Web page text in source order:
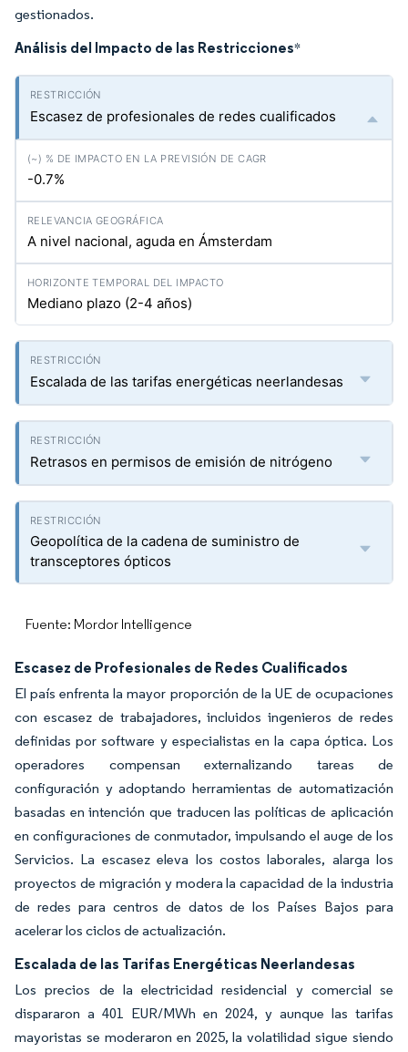
gestionados.
Análisis del Impacto de las Restricciones*
Escasez de profesionales de redes cualificados
-0.7%
A nivel nacional, aguda en Ámsterdam
Mediano plazo (2-4 años)
Escalada de las tarifas energéticas neerlandesas
Retrasos en permisos de emisión de nitrógeno
Geopolítica de la cadena de suministro de
transceptores ópticos
Fuente: Mordor Intelligence
Escasez de Profesionales de Redes Cualificados
El país enfrenta la mayor proporción de la UE de ocupaciones
con escasez de trabajadores, incluidos ingenieros de redes
definidas por software y especialistas en la capa óptica. Los
operadores compensan externalizando tareas de
configuración y adoptando herramientas de automatización
basadas en intención que traducen las políticas de aplicación
en configuraciones de conmutador, impulsando el auge de los
Servicios. La escasez eleva los costos laborales, alarga los
proyectos de migración y modera la capacidad de la industria
de redes para centros de datos de los Países Bajos para
acelerar los ciclos de actualización.
Escalada de las Tarifas Energéticas Neerlandesas
Los precios de la electricidad residencial y comercial se
dispararon a 401 EUR/MWh en 2024, y aunque las tarifas
mayoristas se moderaron en 2025, la volatilidad sigue siendo